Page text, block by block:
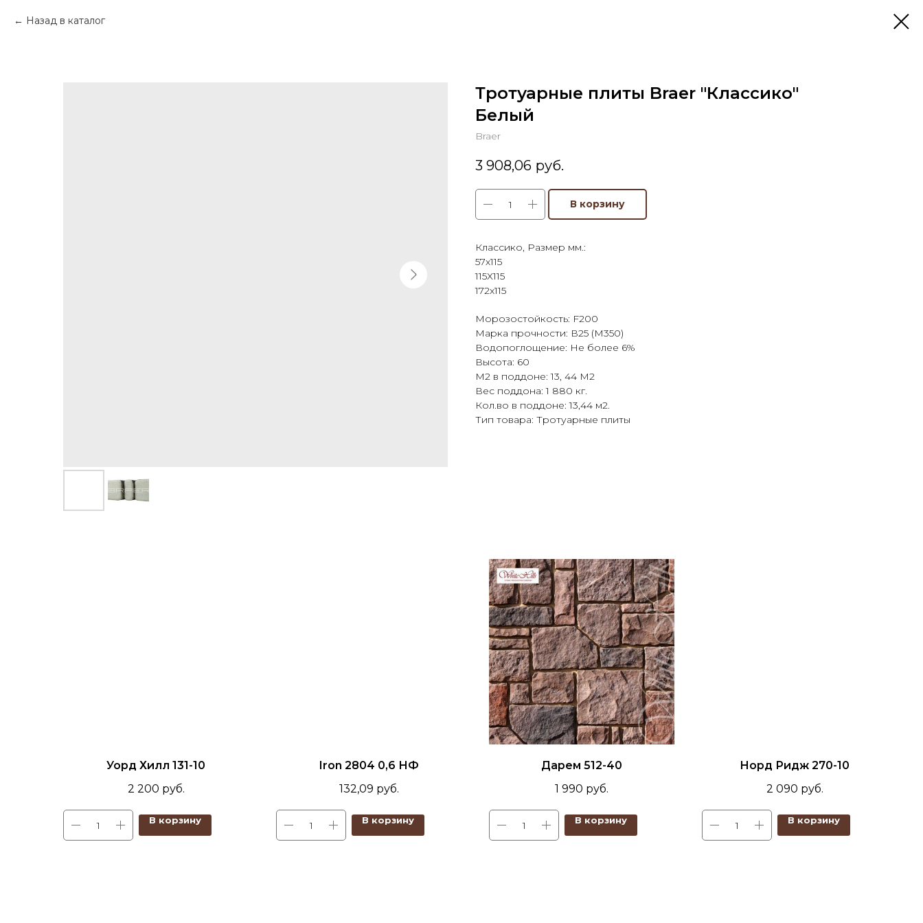
Назад в каталог
Тротуарные плиты Braer "Классико"
Белый
Braer
3 908,06 руб.
В корзину
Классико, Размер мм.:
57х115
115Х115
172х115
Морозостойкость: F200
Марка прочности: В25 (М350)
Водопоглощение: Не более 6%
Высота: 60
М2 в поддоне: 13, 44 М2
Вес поддона: 1 880 кг.
Кол.во в поддоне: 13,44 м2.
Тип товара: Тротуарные плиты
Уорд Хилл 131-10
2 200 руб.
В корзину
Iron 2804 0,6 НФ
132,09 руб.
В корзину
Дарем 512-40
1 990 руб.
В корзину
Норд Ридж 270-10
2 090 руб.
В корзину